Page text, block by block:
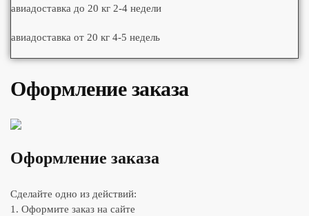
авиадоставка до 20 кг 2-4 недели
авиадоставка от 20 кг 4-5 недель
Оформление заказа
Оформление заказа
Сделайте одно из действий:
1. Оформите заказ на сайте